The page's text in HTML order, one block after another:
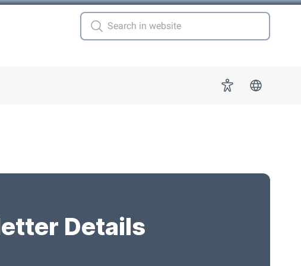
for "More" Accessibility
Details